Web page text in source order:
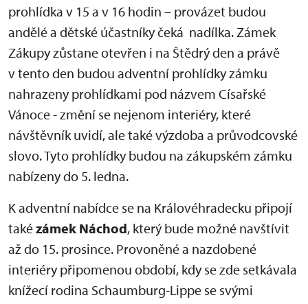
prohlídka v 15 a v 16 hodin – provázet budou
andělé a dětské účastníky čeká nadílka. Zámek
Zákupy zůstane otevřen i na Štědrý den a právě
v tento den budou adventní prohlídky zámku
nahrazeny prohlídkami pod názvem Císařské
Vánoce - změní se nejenom interiéry, které
návštěvník uvidí, ale také výzdoba a průvodcovské
slovo. Tyto prohlídky budou na zákupském zámku
nabízeny do 5. ledna.
K adventní nabídce se na Královéhradecku připojí
takézámek Náchod, který bude možné navštívit
až do 15. prosince. Provoněné a nazdobené
interiéry připomenou období, kdy se zde setkávala
knížecí rodina Schaumburg-Lippe se svými